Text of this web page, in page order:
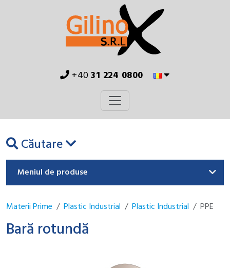
+4031 224 0800
Căutare
Meniul de produse
Materii Prime Plastic Industrial Plastic Industrial PPE
Bară rotundă